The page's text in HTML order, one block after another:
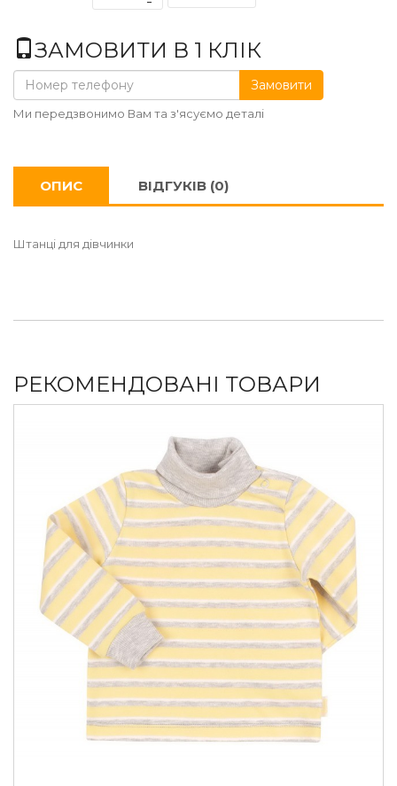
ЗАМОВИТИ В 1 КЛІК
Замовити
Ми передзвонимо Вам та з'ясуємо деталі
ОПИС ВІДГУКІВ (0)
Штанці для дівчинки
РЕКОМЕНДОВАНІ ТОВАРИ